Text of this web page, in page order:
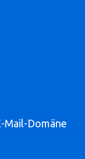
Mail-Domäne